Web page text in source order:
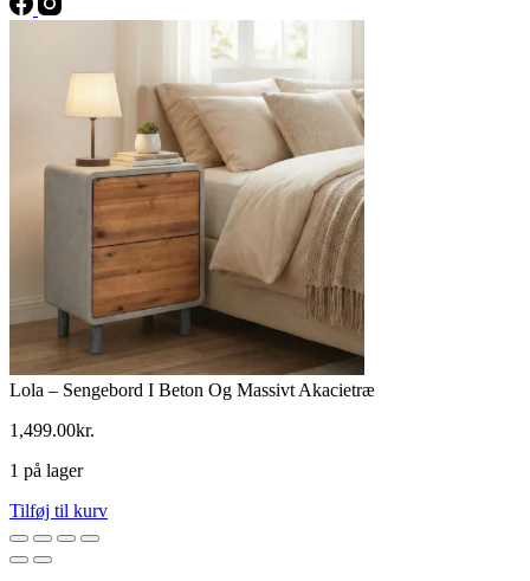
Lola – Sengebord I Beton Og Massivt Akacietræ
1,499.00kr.
1 på lager
Lola
-
Sengebord
Tilføj til kurv